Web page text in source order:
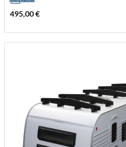
495,00 €